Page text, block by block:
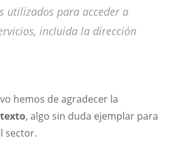
utilizados para acceder a
incluida la dirección
hemos de agradecer la
, algo sin duda ejemplar para
sector.